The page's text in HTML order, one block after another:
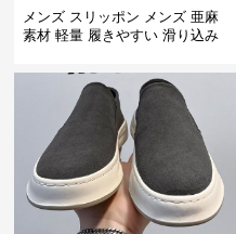
メンズ スリッポン メンズ 亜麻
素材 軽量 履きやすい 滑り込み